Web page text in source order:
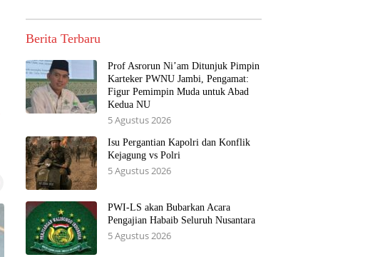
Berita Terbaru
Prof Asrorun Ni’am Ditunjuk Pimpin
Karteker PWNU Jambi, Pengamat:
Figur Pemimpin Muda untuk Abad
Kedua NU
5 Agustus 2026
Isu Pergantian Kapolri dan Konflik
Kejagung vs Polri
5 Agustus 2026
PWI-LS akan Bubarkan Acara
Pengajian Habaib Seluruh Nusantara
5 Agustus 2026